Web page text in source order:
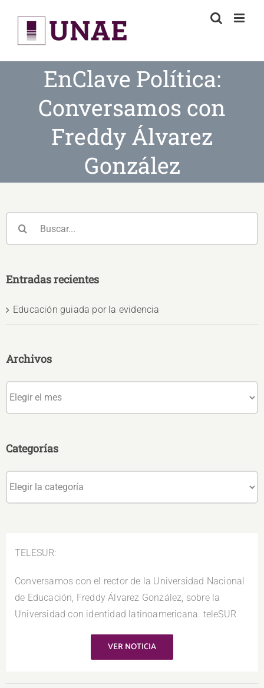
content
EnClave Política:
Conversamos con
Freddy Álvarez
González
TELESUR:
Conversamos con el rector de la Universidad Nacional
de Educación, Freddy Álvarez González, sobre la
Universidad con identidad latinoamericana. teleSUR
VER NOTICIA
Entradas recientes
Educación guiada por la evidencia
Archivos
Categorías